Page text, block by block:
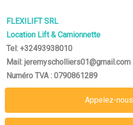
FLEXILIFT SRL
Location Lift & Camionnette
Tel: +32493938010
Mail: jeremyscholliers01@gmail.com
Numéro TVA : 0790861289
Appelez-nous